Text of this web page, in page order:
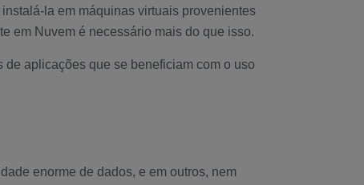
instalá-la em máquinas virtuais provenientes
em Nuvem é necessário mais do que isso.
aplicações que se beneficiam com o uso
enorme de dados, e em outros, nem